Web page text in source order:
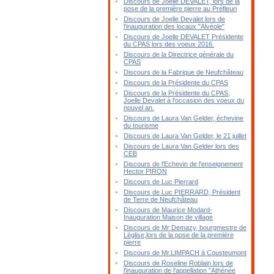
pose de la première pierre au Préfleuri
Discours de Joelle Devalet lors de
l'inauguration des locaux "Alvéole"
Discours de Joelle DEVALET Présidente
du CPAS lors des voeux 2016.
Discours de la Directrice générale du
CPAS
Discours de la Fabrique de Neufchâteau
Discours de la Présidente du CPAS
Discours de la Présidente du CPAS,
Joelle Devalet à l'occasion des voeux du
nouvel an.
Discours de Laura Van Gelder, échevine
du tourisme
Discours de Laura Van Gelder, le 21 juillet
Discours de Laura Van Gelder lors des
CEB
Discours de l'Echevin de l'enseignement
Hector PIRON
Discours de Luc Pierrard
Discours de Luc PIERRARD, Président
de Terre de Neufchâteau
Discours de Maurice Modard-
Inauguration Maison de village
Discours de Mr Demazy, bourgmestre de
Léglise,lors de la pose de la première
pierre
Discours de Mr.LIMPACH à Cousteumont
Discours de Roseline Roblain lors de
l'inauguration de l'appellation "Athénée